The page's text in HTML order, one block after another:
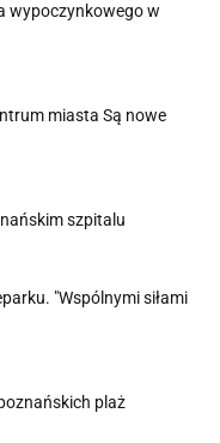
wypoczynkowego w
miasta Są nowe
szpitalu
"Wspólnymi siłami
plaż